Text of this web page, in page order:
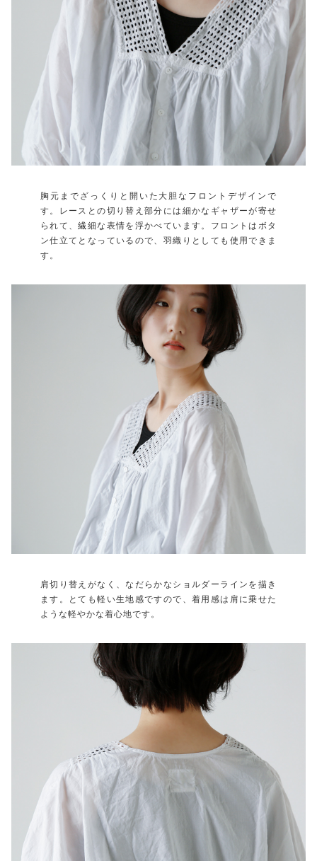
胸元までざっくりと開いた大胆なフロントデザインで
す。レースとの切り替え部分には細かなギャザーが寄せ
られて、繊細な表情を浮かべています。フロントはボタ
ン仕立てとなっているので、羽織りとしても使用できま
す。
肩切り替えがなく、なだらかなショルダーラインを描き
ます。とても軽い生地感ですので、着用感は肩に乗せた
ような軽やかな着心地です。